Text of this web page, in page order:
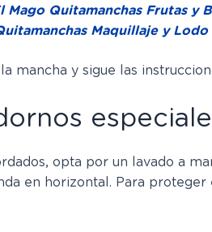
Mago Quitamanchas Frutas y
Maquillaje y Lodo
mancha y sigue las
opta por un lavado a
en horizontal. Para